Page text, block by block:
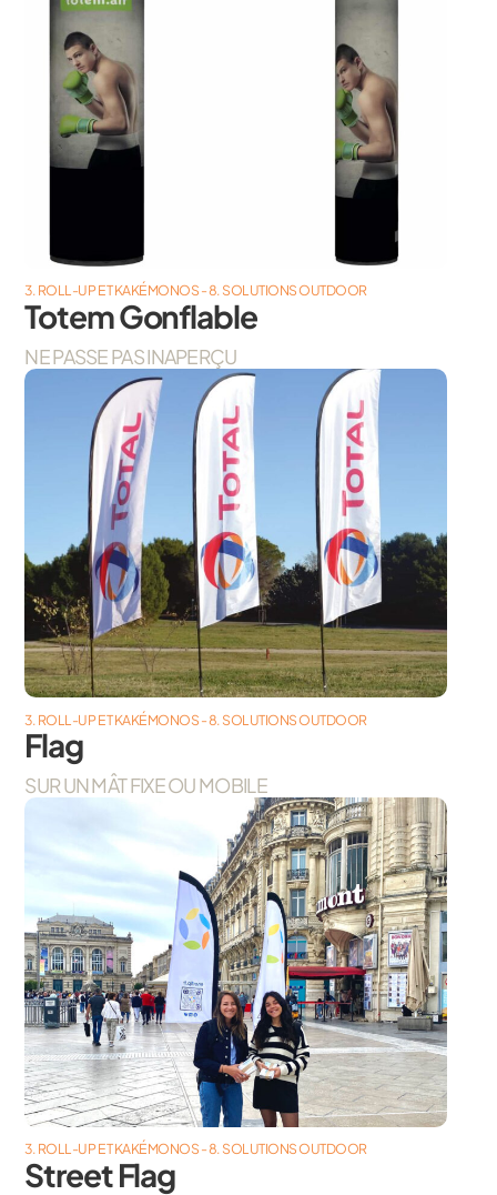
3. ROLL-UP ET KAKÉMONOS - 8. SOLUTIONS OUTDOOR
Totem Gonflable
NE PASSE PAS INAPERÇU
3. ROLL-UP ET KAKÉMONOS - 8. SOLUTIONS OUTDOOR
Flag
SUR UN MÂT FIXE OU MOBILE
3. ROLL-UP ET KAKÉMONOS - 8. SOLUTIONS OUTDOOR
Street Flag